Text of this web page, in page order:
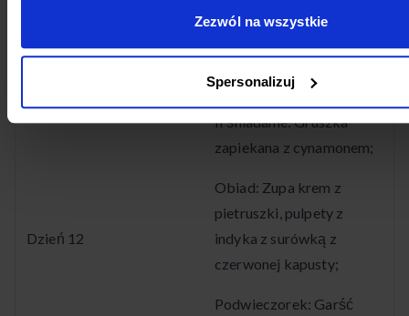
Zezwól na wszystkie
Spersonalizuj
Dzień 12
Śniadanie: Jajko na
miękko, chleb razowy z
pastą z pieczonej cukinii;
II śniadanie: Gruszka
zapiekana z cynamonem;
Obiad: Zupa krem z
pietruszki, pulpety z
indyka z surówką z
czerwonej kapusty;
Podwieczorek: Garść